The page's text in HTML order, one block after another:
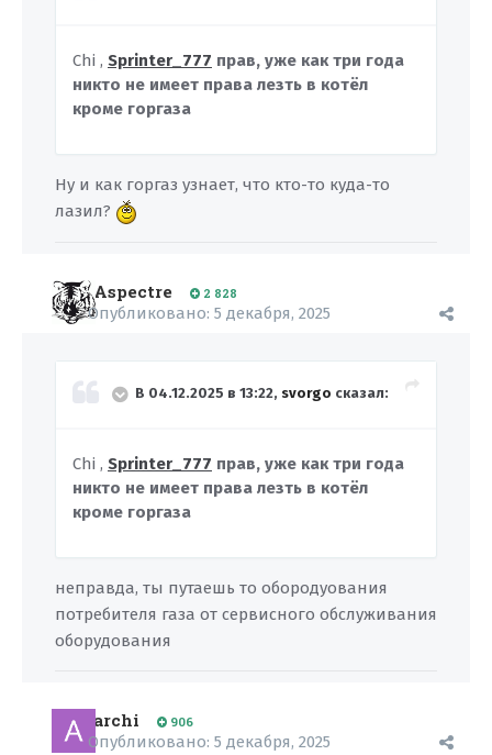
Chi , Sprinter_777 прав, уже как три года
никто не имеет права лезть в котёл
кроме горгаза
Ну и как горгаз узнает, что кто-то куда-то
лазил?
Aspectre 2 828
Опубликовано: 5 декабря, 2025
В 04.12.2025 в 13:22, svorgo сказал:
Chi , Sprinter_777 прав, уже как три года
никто не имеет права лезть в котёл
кроме горгаза
неправда, ты путаешь то обородуования
потребителя газа от сервисного обслуживания
оборудования
archi 906
Опубликовано: 5 декабря, 2025